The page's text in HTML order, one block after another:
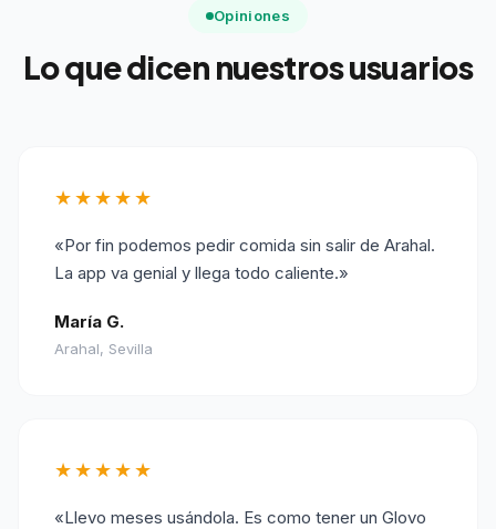
Opiniones
Lo que dicen nuestros usuarios
★★★★★
«Por fin podemos pedir comida sin salir de Arahal.
La app va genial y llega todo caliente.»
María G.
Arahal, Sevilla
★★★★★
«Llevo meses usándola. Es como tener un Glovo